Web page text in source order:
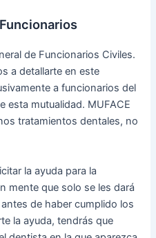
de Funcionarios Civiles.
a detallarte en este
a funcionarios del
esta mutualidad. MUFACE
tratamientos dentales, no
la ayuda para la
mente que solo se les dará
de haber cumplido los
la ayuda, tendrás que